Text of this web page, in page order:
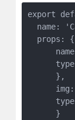
export
name:
  props: {
      },
      }